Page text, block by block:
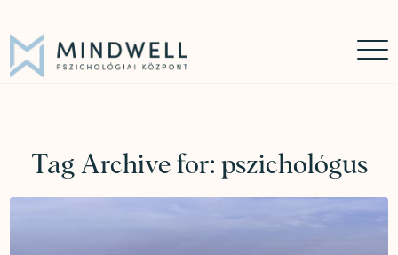
Tag Archive for: pszichológus